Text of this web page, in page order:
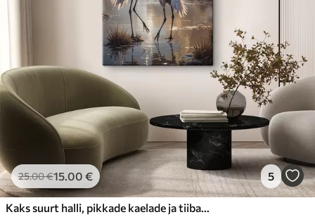
25.00€15.00 € 5
Kaks suurt halli, pikkade kaelade ja tiibadega kraanat, mis seisavad puudest ümbritsetud udujärves